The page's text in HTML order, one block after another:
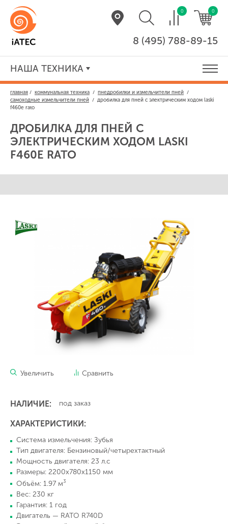
0 0
8 (495) 788-89-15
НАША ТЕХНИКА
главная / коммунальная техника / пнедробилки и измельчители пней /
самоходные измельчители пней / дробилка для пней с электрическим ходом laski
f460e rato
ДРОБИЛКА ДЛЯ ПНЕЙ С
ЭЛЕКТРИЧЕСКИМ ХОДОМ LASKI
F460E RATO
Увеличить Сравнить
НАЛИЧИЕ: под заказ
ХАРАКТЕРИСТИКИ:
Система измельчения: Зубья
Тип двигателя: Бензиновый/четырехтактный
Мощность двигателя: 23 л.с
Размеры: 2200х780х1150 мм
Объём: 1.97 м3
Вес: 230 кг
Гарантия: 1 год
Двигатель — RATO R740D